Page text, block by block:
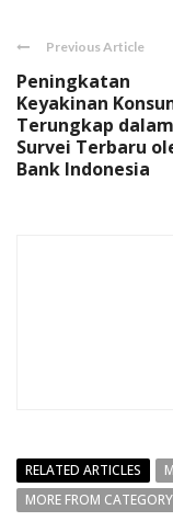
Previous Article
Peningkatan
Keyakinan
Terungkap dalam
Survei Terbaru
Bank Indonesia
RELATED ARTICLES
MORE FROM CATEGORY